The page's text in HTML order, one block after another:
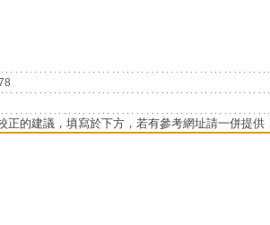
正的建議，填寫於下方，若有參考網址請一併提供